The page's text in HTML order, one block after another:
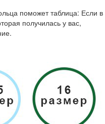
поможет таблица: Если в
получилась у вас,